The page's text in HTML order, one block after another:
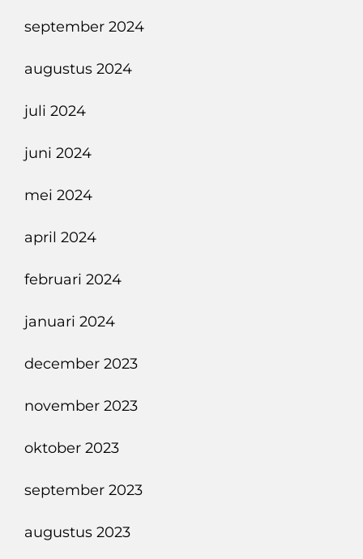
september 2024
augustus 2024
juli 2024
juni 2024
mei 2024
april 2024
februari 2024
januari 2024
december 2023
november 2023
oktober 2023
september 2023
augustus 2023